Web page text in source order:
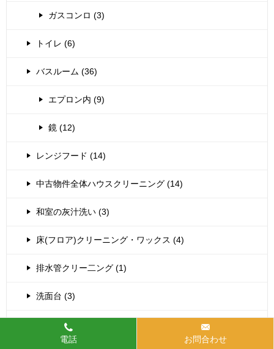
ガスコンロ (3)
トイレ (6)
バスルーム (36)
エプロン内 (9)
鏡 (12)
レンジフード (14)
中古物件全体ハウスクリーニング (14)
和室の灰汁洗い (3)
床(フロア)クリーニング・ワックス (4)
排水管クリー二ング (1)
洗面台 (3)
浴室乾燥機清掃 (40)
電話 お問合わせ